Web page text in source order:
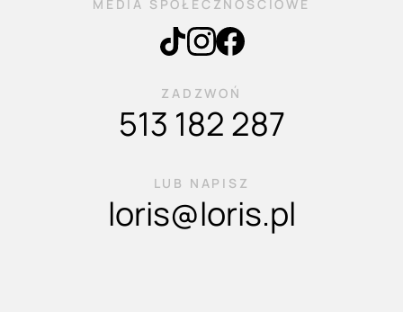
MEDIA SPOŁECZNOŚCIOWE
ZADZWOŃ
513 182 287
LUB NAPISZ
loris@loris.pl